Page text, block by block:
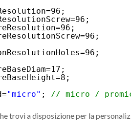
"micro" ; // micro /
trovi a disposizione per la